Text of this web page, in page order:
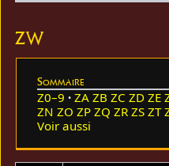
ZW
Sommaire
Z0–9 ZA ZB ZC ZD ZE
ZN ZO ZP ZQ ZR ZS ZT
Voir aussi